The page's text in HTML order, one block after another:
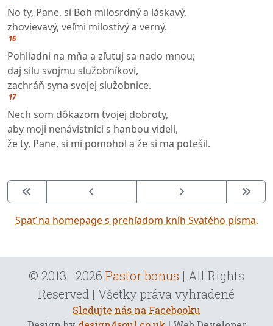
No ty, Pane, si Boh milosrdný a láskavý,
zhovievavý, veľmi milostivý a verný.
16
Pohliadni na mňa a zľutuj sa nado mnou;
daj silu svojmu služobníkovi,
zachráň syna svojej služobnice.
17
Nech som dôkazom tvojej dobroty,
aby moji nenávistníci s hanbou videli,
že ty, Pane, si mi pomohol a že si ma potešil.
Späť na homepage s prehľadom kníh Svätého písma.
© 2013–2026 Pastor bonus | All Rights
Reserved | Všetky práva vyhradené
Sledujte nás na Facebooku